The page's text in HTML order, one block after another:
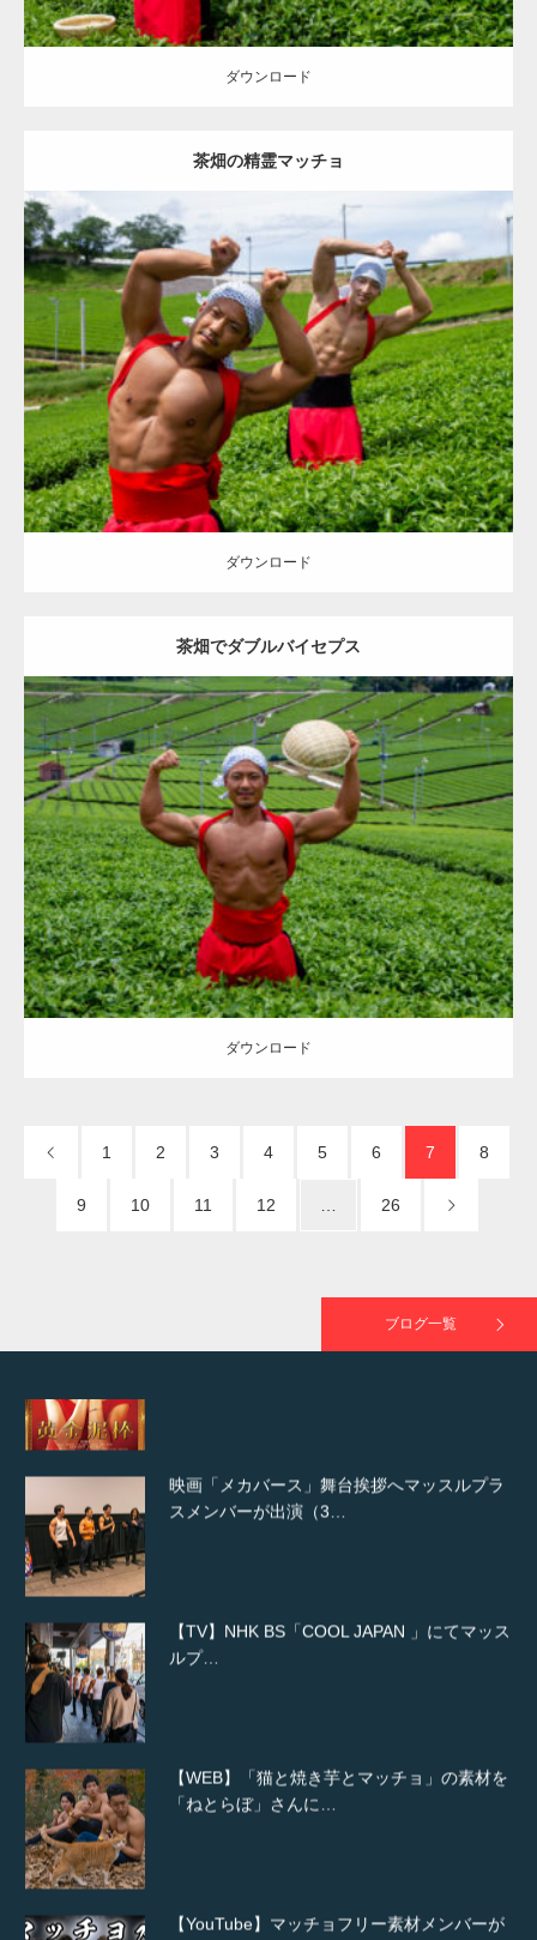
ダウンロード
茶畑の精霊マッチョ
Update:2023.02.11
Category:茶畑のマッチョ その他 AKIHITO(細マッチョ) TOSHI(大胸
筋) 大胸筋 腹筋 八女 (福岡)
ダウンロード
ダウンロード
茶畑でダブルバイセプス
Update:2023.02.11
Category:茶畑のマッチョ その他 TOSHI(大胸筋) 大胸筋 上腕二頭筋
八女 (福岡)
ダウンロード
ダウンロード
1 2 3 4 5 6 7 8
9 10 11 12 26
ブログ一覧
【YouTube】マッチョフリー素材メンバーが
ギネス世界記録…
【TV】TBS番組「ひるおび」にてマッスルプ
ラスが紹介されま…
TOKYO FMラジオ番組「ONE MORNING」
で紹介さ…
た（6/8放送）